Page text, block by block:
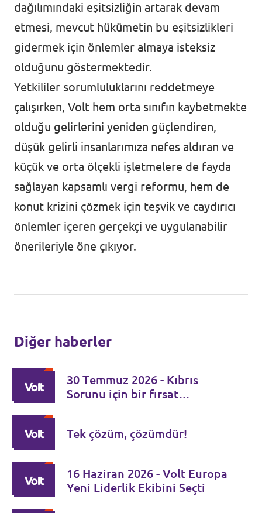
dağılımındaki eşitsizliğin artarak devam
etmesi, mevcut hükümetin bu eşitsizlikleri
gidermek için önlemler almaya isteksiz
olduğunu göstermektedir.
Yetkililer sorumluluklarını reddetmeye
çalışırken, Volt hem orta sınıfın kaybetmekte
olduğu gelirlerini yeniden güçlendiren,
düşük gelirli insanlarımıza nefes aldıran ve
küçük ve orta ölçekli işletmelere de fayda
sağlayan kapsamlı vergi reformu, hem de
konut krizini çözmek için teşvik ve caydırıcı
önlemler içeren gerçekçi ve uygulanabilir
önerileriyle öne çıkıyor.
Diğer haberler
30 Τemmuz 2026 - Kıbrıs
Sorunu için bir fırsat
Tek çözüm, çözümdür!
16 Haziran 2026 - Volt Europa
Yeni Liderlik Ekibini Seçti